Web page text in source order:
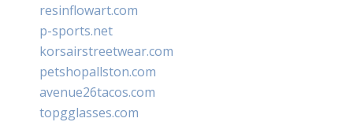
resinflowart.com
p-sports.net
korsairstreetwear.com
petshopallston.com
avenue26tacos.com
topgglasses.com